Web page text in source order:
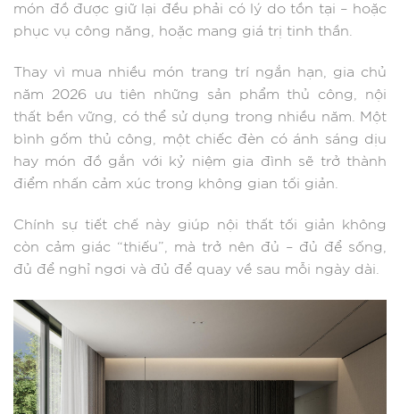
món đồ được giữ lại đều phải có lý do tồn tại – hoặc
phục vụ công năng, hoặc mang giá trị tinh thần.
Thay vì mua nhiều món trang trí ngắn hạn, gia chủ
năm 2026 ưu tiên những sản phẩm thủ công, nội
thất bền vững, có thể sử dụng trong nhiều năm. Một
bình gốm thủ công, một chiếc đèn có ánh sáng dịu
hay món đồ gắn với kỷ niệm gia đình sẽ trở thành
điểm nhấn cảm xúc trong không gian tối giản.
Chính sự tiết chế này giúp nội thất tối giản không
còn cảm giác “thiếu”, mà trở nên đủ – đủ để sống,
đủ để nghỉ ngơi và đủ để quay về sau mỗi ngày dài.